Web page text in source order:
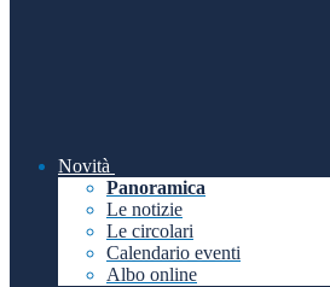
Novità
Panoramica
Le notizie
Le circolari
Calendario eventi
Albo online